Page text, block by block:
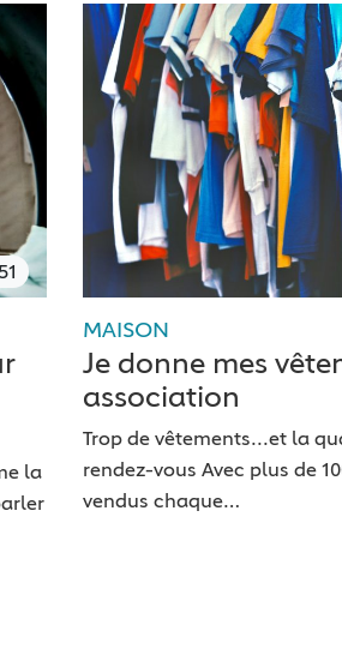
la
MAISON
Je donne mes
association
Trop de vêtements...et la
rendez-vous Avec plus de
vendus chaque…